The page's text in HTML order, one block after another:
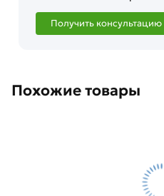
Получить консультацию
Похожие товары